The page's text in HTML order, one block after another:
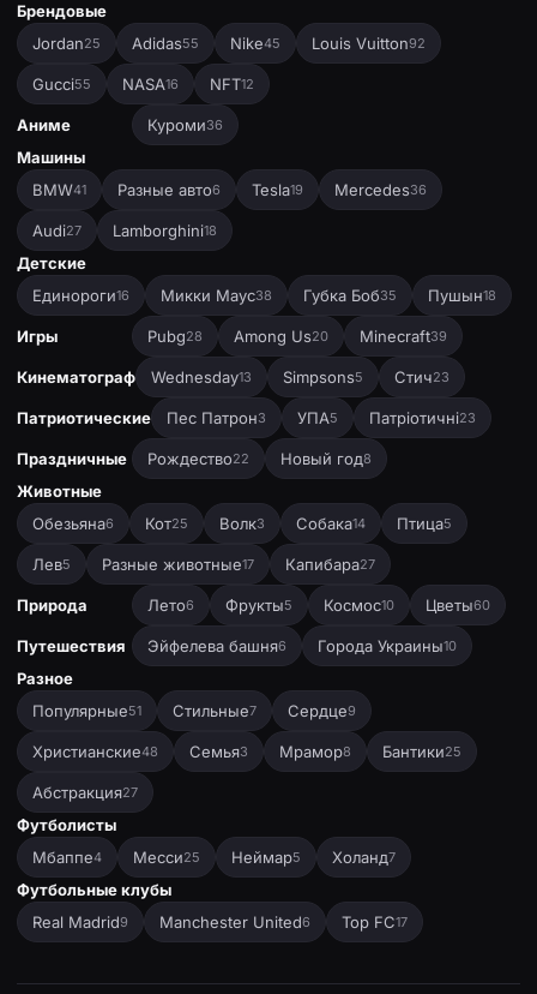
Брендовые
Jordan25 Adidas55 Nike45 Louis Vuitton92
Gucci55 NASA16 NFT12
Аниме Куроми36
Машины
BMW41 Разные авто6 Tesla19 Mercedes36
Audi27 Lamborghini18
Детские
Единороги16 Микки Маус38 Губка Боб35 Пушын18
Игры Pubg28 Among Us20 Minecraft39
Кинематограф Wednesday13 Simpsons5 Стич23
Патриотические Пес Патрон3 УПА5 Патріотичні23
Праздничные Рождество22 Новый год8
Животные
Обезьяна6 Кот25 Волк3 Собака14 Птица5
Лев5 Разные животные17 Капибара27
Природа Лето6 Фрукты5 Космос10 Цветы60
Путешествия Эйфелева башня6 Города Украины10
Разное
Популярные51 Стильные7 Сердце9
Христианские48 Семья3 Мрамор8 Бантики25
Абстракция27
Футболисты
Мбаппе4 Месси25 Неймар5 Холанд7
Футбольные клубы
Real Madrid9 Manchester United6 Top FC17